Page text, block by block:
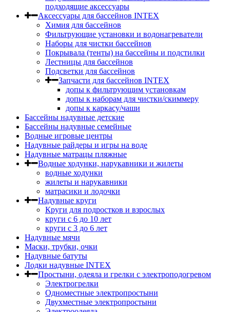
подходящие аксессуары
Аксессуары для бассейнов INTEX
Химия для бассейнов
Фильтрующие установки и водонагреватели
Наборы для чистки бассейнов
Покрывала (тенты) на бассейны и подстилки
Лестницы для бассейнов
Подсветки для бассейнов
Запчасти для бассейнов INTEX
допы к фильтрующим установкам
допы к наборам для чистки/скиммеру
допы к каркасу/чаши
Бассейны надувные детские
Бассейны надувные семейные
Водные игровые центры
Надувные райдеры и игры на воде
Надувные матрацы пляжные
Водные ходунки, нарукавники и жилеты
водные ходунки
жилеты и нарукавники
матрасики и лодочки
Надувные круги
Круги для подростков и взрослых
круги с 6 до 10 лет
круги c 3 до 6 лет
Надувные мячи
Маски, трубки, очки
Надувные батуты
Лодки надувные INTEX
Простыни, одеяла и грелки с электроподогревом
Электрогрелки
Одноместные электропростыни
Двухместные электропростыни